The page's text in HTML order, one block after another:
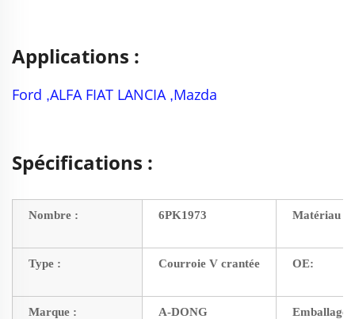
Applications :
Ford ,ALFA FIAT LANCIA ,Mazda
Spécifications :
Nombre : 6PK1973 Matériau :
Type : Courroie V crantée OE:
Marque : A-DONG Emballage :